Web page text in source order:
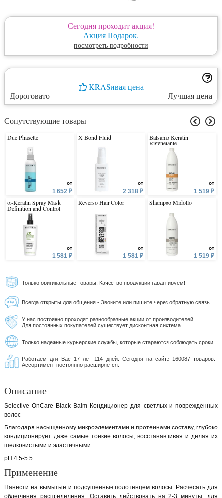
Сегодня проходит акция!
Акция Подарок.
посмотреть подробности
KRASивая цена
Дороговато
Лучшая цена
Сопутствующие товары
Due Phasette
от
1 652 ₽
α-Keratin Spray Mask
Definition and Control
от
1 581 ₽
X Bond Fluid
от
2 318 ₽
Reverso Hair Color
от
1 581 ₽
Balsamo Keratin
Rigenerante
от
1 519 ₽
Shampoo Midollo
от
1 519 ₽
Только оригинальные товары. Качество продукции гарантируем!
Всегда открыты для общения - Звоните или пишите через обратную связь.
У нас постоянно проходят разнообразные акции от производителей.
Для постоянных покупателей существует дисконтная система.
Только надежные курьерские службы, которые стараются соблюдать сроки.
Работаем для Вас 17 лет 114 дней. Сегодня на сайте 160087 товаров.
Ассортимент постоянно расширяется.
Описание
Selective OnCare Black Balm Кондиционер для светлых и поврежденных
волос
Благодаря насыщенному микроэлементами и протеинами составу, глубоко
кондиционирует даже самые тонкие волосы, восстанавливая и делая их
шелковистыми и эластичными.
рН 4.5-5.5
Применение
Нанести на вымытые и подсушенные полотенцем волосы. Расчесать для
облегчения распределения. Оставить действовать на 2-3 минуты, для